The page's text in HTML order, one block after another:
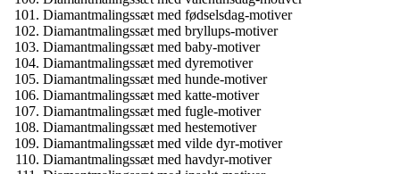
Diamantmalingssæt med fødselsdag-motiver
Diamantmalingssæt med bryllups-motiver
Diamantmalingssæt med baby-motiver
Diamantmalingssæt med dyremotiver
Diamantmalingssæt med hunde-motiver
Diamantmalingssæt med katte-motiver
Diamantmalingssæt med fugle-motiver
Diamantmalingssæt med hestemotiver
Diamantmalingssæt med vilde dyr-motiver
Diamantmalingssæt med havdyr-motiver